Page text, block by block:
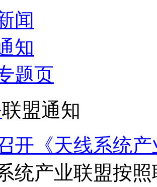
闻
知
题页
联盟通知
开《天线系统
统产业联盟按